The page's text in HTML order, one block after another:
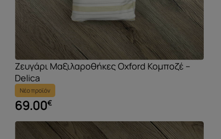
Ζευγάρι Μαξιλαροθήκες Oxford Κομποζέ –
Delica
Νέο προϊόν
69.00€